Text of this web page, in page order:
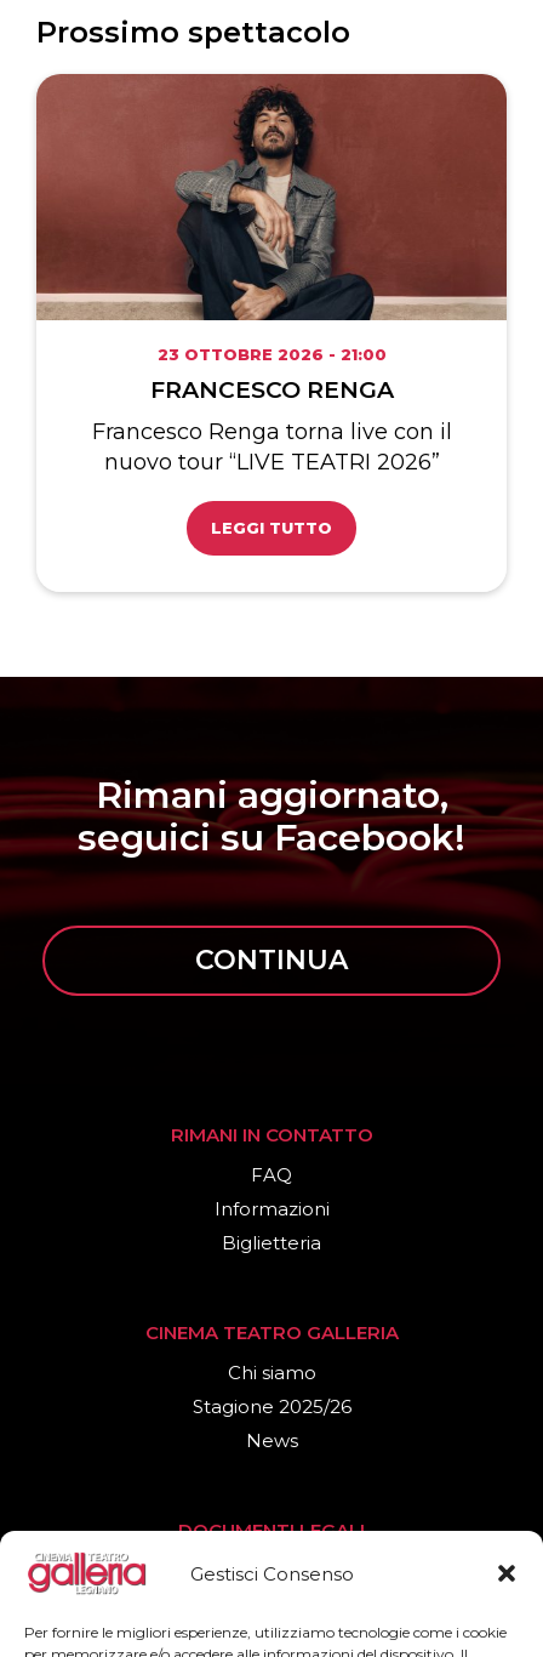
Gestisci Consenso
Per fornire le migliori esperienze, utilizziamo tecnologie come i cookie
Prossimo spettacolo
23 OTTOBRE 2026 - 21:00
FRANCESCO RENGA
Francesco Renga torna live con il
nuovo tour “LIVE TEATRI 2026”
LEGGI TUTTO
Rimani aggiornato,
seguici su Facebook!
CONTINUA
RIMANI IN CONTATTO
FAQ
Informazioni
Biglietteria
CINEMA TEATRO GALLERIA
Chi siamo
Stagione 2025/26
News
DOCUMENTI LEGALI
Privacy Policy